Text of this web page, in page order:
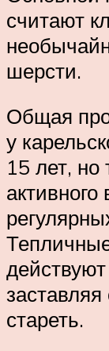
считают
шерсти.
Общая
у
15 лет, но
стареть.